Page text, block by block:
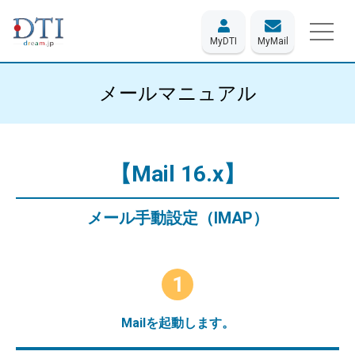
MyDTI MyMail
メールマニュアル
【Mail 16.x】
メール手動設定（IMAP）
1
Mailを起動します。